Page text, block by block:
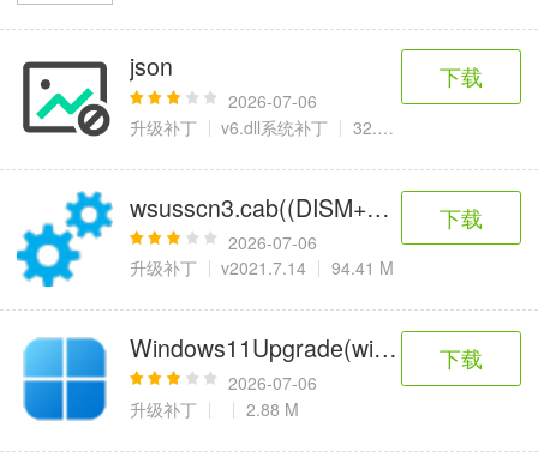
json
2026-07-06
升级补丁
v6.dll系统补丁 32.4 KB
下载
wsusscn3.cab((DISM++离线补丁包)
2026-07-06
升级补丁
v2021.7.14 94.41 M
下载
Windows11Upgrade(windows11升级
2026-07-06
升级补丁
2.88 M
下载